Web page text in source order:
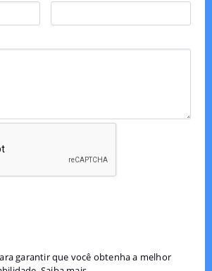
garantir que você obtenha a melhor